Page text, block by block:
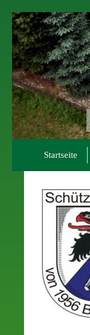
Startseite